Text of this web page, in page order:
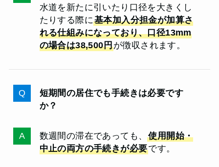
水道を新たに引いたり口径を大きくし
たりする際に基本加入分担金が加算さ
れる仕組みになっており、口径13mm
の場合は38,500円が徴収されます。
短期間の居住でも手続きは必要です
か？
数週間の滞在であっても、使用開始・
中止の両方の手続きが必要です。